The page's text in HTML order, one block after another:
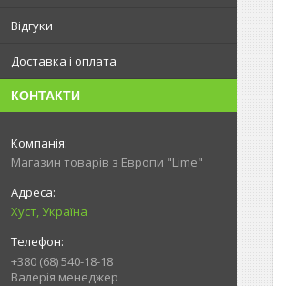
Відгуки
Доставка і оплата
КОНТАКТИ
Магазин товарів з Европи "Lime"
Хуст, Україна
+380 (68) 540-18-18
Валерія менеджер